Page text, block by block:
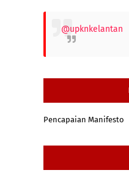
@upknkelantan
Pencapaian Manifesto